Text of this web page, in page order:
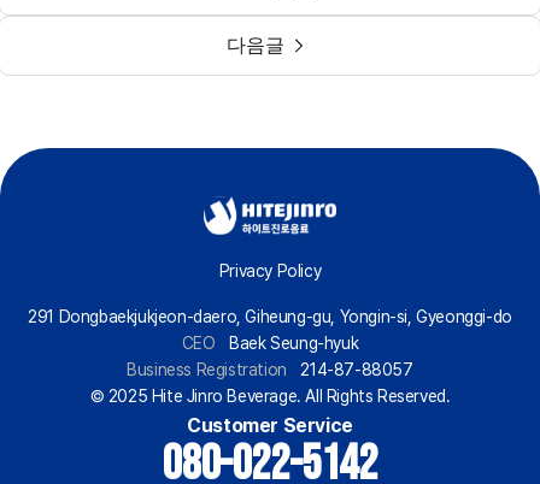
다음글
Privacy Policy
291 Dongbaekjukjeon-daero, Giheung-gu, Yongin-si, Gyeonggi-do
CEO
Baek Seung-hyuk
Business Registration
214-87-88057
© 2025 Hite Jinro Beverage. All Rights Reserved.
Customer Service
080-022-5142